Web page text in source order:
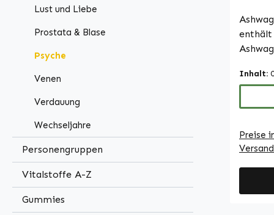
Lust und Liebe
Prostata & Blase
Psyche
Venen
Verdauung
Wechseljahre
Personengruppen
Vitalstoffe A-Z
Gummies
enthält
der
die
enthält
Inhalt:
Preise